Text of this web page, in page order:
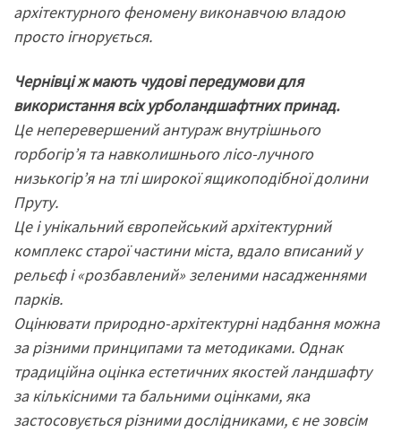
архітектурного феномену виконавчою владою
просто ігнорується.
Чернівці ж мають чудові передумови для
використання всіх урболандшафтних принад.
Це неперевершений антураж внутрішнього
горбогір’я та навколишнього лісо-лучного
низькогір’я на тлі широкої ящикоподібної долини
Пруту.
Це і унікальний європейський архітектурний
комплекс старої частини міста, вдало вписаний у
рельєф і «розбавлений» зеленими насадженнями
парків.
Оцінювати природно-архітектурні надбання можна
за різними принципами та методиками. Однак
традиційна оцінка естетичних якостей ландшафту
за кількісними та бальними оцінками, яка
застосовується різними дослідниками, є не зовсім